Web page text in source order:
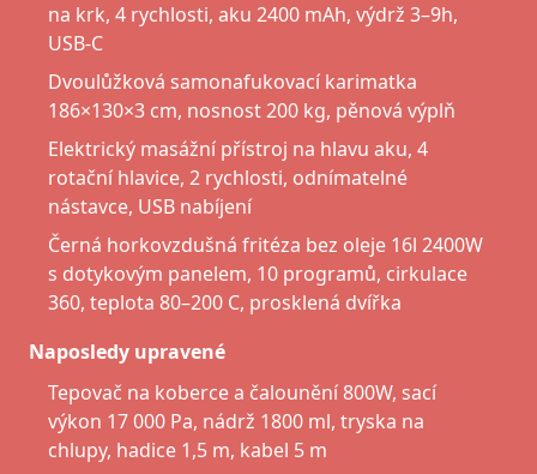
na krk, 4 rychlosti, aku 2400 mAh, výdrž 3–9h,
USB-C
Dvoulůžková samonafukovací karimatka
186×130×3 cm, nosnost 200 kg, pěnová výplň
Elektrický masážní přístroj na hlavu aku, 4
rotační hlavice, 2 rychlosti, odnímatelné
nástavce, USB nabíjení
Černá horkovzdušná fritéza bez oleje 16l 2400W
s dotykovým panelem, 10 programů, cirkulace
360, teplota 80–200 C, prosklená dvířka
Naposledy upravené
Tepovač na koberce a čalounění 800W, sací
výkon 17 000 Pa, nádrž 1800 ml, tryska na
chlupy, hadice 1,5 m, kabel 5 m